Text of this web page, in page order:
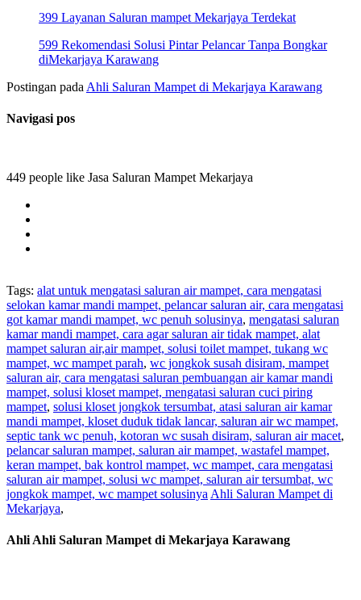
399 Layanan Saluran mampet Mekarjaya Terdekat
599 Rekomendasi Solusi Pintar Pelancar Tanpa Bongkar
diMekarjaya Karawang
Postingan pada Ahli Saluran Mampet di Mekarjaya Karawang
Navigasi pos
449 people like Jasa Saluran Mampet Mekarjaya
Tags: alat untuk mengatasi saluran air mampet, cara mengatasi
selokan kamar mandi mampet, pelancar saluran air, cara mengatasi
got kamar mandi mampet, wc penuh solusinya, mengatasi saluran
kamar mandi mampet, cara agar saluran air tidak mampet, alat
mampet saluran air,air mampet, solusi toilet mampet, tukang wc
mampet, wc mampet parah, wc jongkok susah disiram, mampet
saluran air, cara mengatasi saluran pembuangan air kamar mandi
mampet, solusi kloset mampet, mengatasi saluran cuci piring
mampet, solusi kloset jongkok tersumbat, atasi saluran air kamar
mandi mampet, kloset duduk tidak lancar, saluran air wc mampet,
septic tank wc penuh, kotoran wc susah disiram, saluran air macet,
pelancar saluran mampet, saluran air mampet, wastafel mampet,
keran mampet, bak kontrol mampet, wc mampet, cara mengatasi
saluran air mampet, solusi wc mampet, saluran air tersumbat, wc
jongkok mampet, wc mampet solusinya Ahli Saluran Mampet di
Mekarjaya,
Ahli Ahli Saluran Mampet di Mekarjaya Karawang